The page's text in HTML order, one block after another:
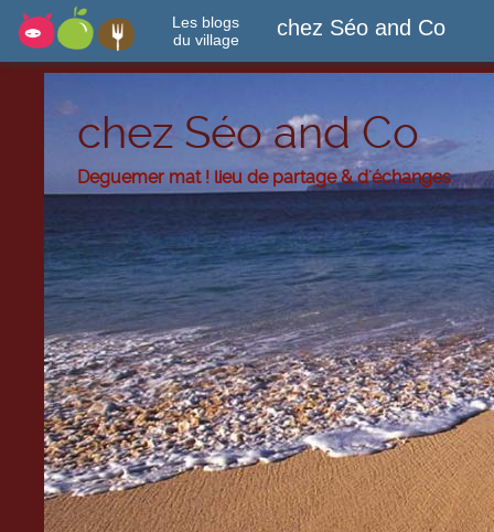
Les blogs
du village
chez Séo and Co
chez Séo and Co
Deguemer mat ! lieu de partage & d'échanges